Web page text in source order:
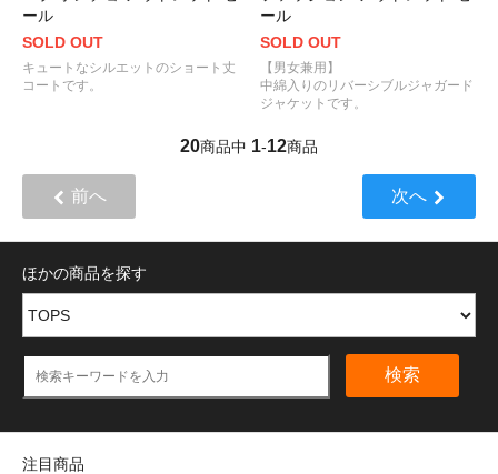
ール
SOLD OUT
キュートなシルエットのショート丈
コートです。
ール
SOLD OUT
【男女兼用】
中綿入りのリバーシブルジャガード
ジャケットです。
20商品中 1-12商品
前へ 次へ
ほかの商品を探す
検索
注目商品